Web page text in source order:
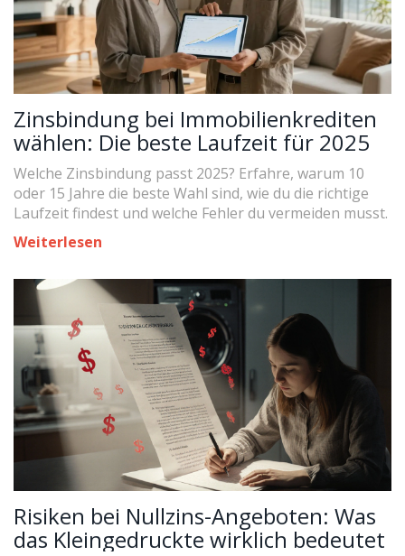
Zinsbindung bei Immobilienkrediten
wählen: Die beste Laufzeit für 2025
Welche Zinsbindung passt 2025? Erfahre, warum 10
oder 15 Jahre die beste Wahl sind, wie du die richtige
Laufzeit findest und welche Fehler du vermeiden musst.
Weiterlesen
Risiken bei Nullzins-Angeboten: Was
das Kleingedruckte wirklich bedeutet